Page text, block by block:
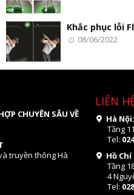
Khắc phục lỗi
08/06/2022
CHUYÊN SÂU VỀ
truyền thông Hà
LIÊN
Hà Nội:
Tầng
Tel:
Hồ
Tầng
4
Tel: